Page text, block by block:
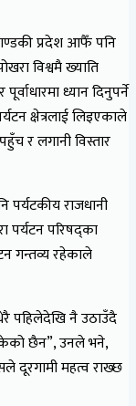
गण्डकी प्रदेश आफैँ पनि
विश्वमै ख्याति
ध्यान दिनुपर्ने
क्षेत्रलाई लिइएकाले
र लगानी विस्तार
पर्यटकीय राजधानी
पर्यटन परिषद्का
गन्तव्य रहेकाले
पहिलेदेखि नै उठाउँदै
छैन”, उनले भने,
दूरगामी महत्व राख्छ